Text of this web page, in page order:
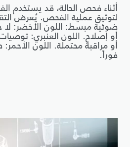
أثناء فحص الحالة، قد يستخدم
لتوثيق عملية الفحص. يُعرض
ضوئية مبسط: اللون الأخضر: لا
أو إصلاح. اللون العنبري:
أو مراقبة محتملة. اللون الأحمر:
فوراً.